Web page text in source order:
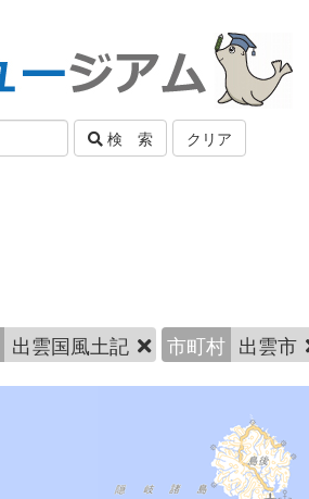
検 索 クリア
出雲国風土記 市町村 出雲市